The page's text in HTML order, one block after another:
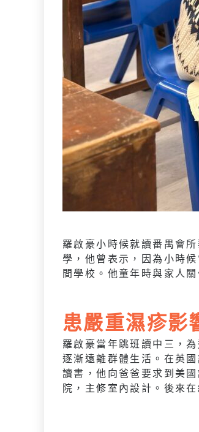
羅啟豪小時候就讀番禺會
學，他曾表示，因為小時
間學校。他童年時與家人
患嚴重濕疹影
羅啟豪當年跳班讀中三，
逐漸遠離群體生活。在英
讀書，他向爸爸要求到美
院，主修室內設計。後來